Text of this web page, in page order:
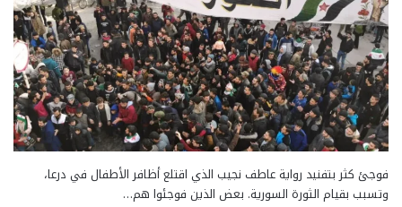
فوجئ كثر بتفنيد رواية عاطف نجيب الذي اقتلع أظافر الأطفال في درعا،
وتسبب بقيام الثورة السورية. بعض الذين فوجئوا هم…